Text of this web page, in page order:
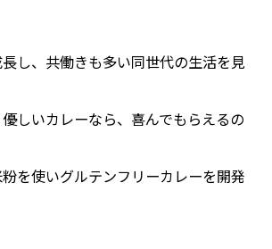
し、共働きも多い同世代の生活を見
しいカレーなら、喜んでもらえるの
を使いグルテンフリーカレーを開発